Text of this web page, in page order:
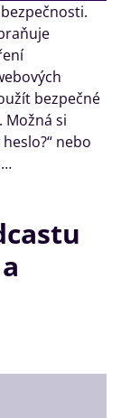
bezpečné
Možná si
nebo